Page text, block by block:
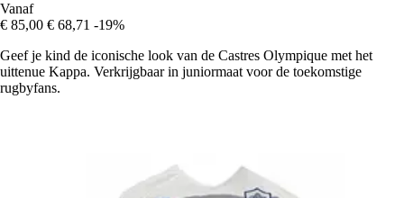
Vanaf
€ 85,00 € 68,71 -19%
Geef je kind de iconische look van de Castres Olympique met het
uittenue Kappa. Verkrijgbaar in juniormaat voor de toekomstige
rugbyfans.